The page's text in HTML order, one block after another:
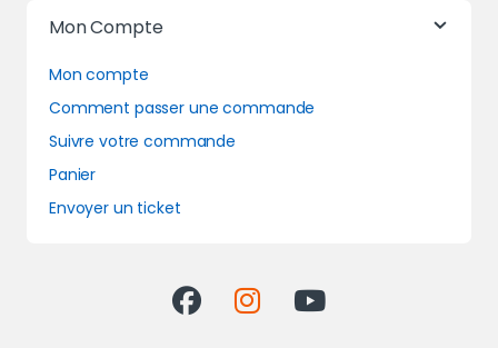
Mon Compte
Mon compte
Comment passer une commande
Suivre votre commande
Panier
Envoyer un ticket